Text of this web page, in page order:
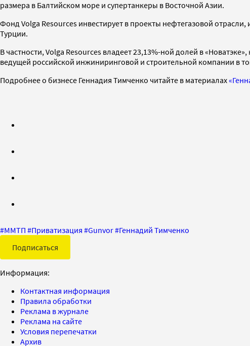
размера в Балтийском море и супертанкеры в Восточной Азии.
Фонд Volga Resources инвестирует в проекты нефтегазовой
Турции.
В частности, Volga Resources владеет 23,13%-ной долей в
ведущей российской инжиниринговой и строительной компании в
Подробнее о бизнесе Геннадия Тимченко читайте в материалах
#ММТП #Приватизация #Gunvor#Геннадий Тимченко
Подписаться
Информация:
Контактная информация
Правила обработки
Реклама в журнале
Реклама на сайте
Условия перепечатки
Архив